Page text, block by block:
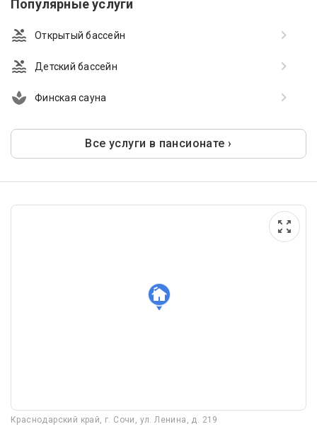
Популярные услуги
Открытый бассейн
Детский бассейн
Финская сауна
Все услуги в пансионате ›
Краснодарский край, г. Сочи, ул. Ленина, д. 219